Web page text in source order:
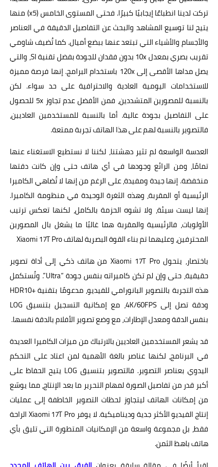
تركت لدينا انطباعًا إيجابيًا كبيرًا. فحتى المستوى الخامس (x5) منها
يتيح لنا توسيع المشاهد والبحث عن التفاصيل الدقيقة في العناصر
والأجسام والأشياء التي تبتعد عنها ببضع أميال. كما تُضيف شاومي
تقريب بصري بمعدل 10x بدون فقدان للجودة بفضل تقنية SI، والتي
يصل مداها الأقصى إلى 120x باستخدام البرامج. إنها فرصة مميزة
للاستخدامات اليومية العادية والاحترافية على حد سواء. لكن
بالنسبة للمصورين المتشددين، فمن الأفضل عدم تجاوز 5x للحصول
على التفاصيل بجودة عالية. أما بالنسبة للمستخدمين العاديين،
فالتصوير بالنسبة لهم على هذا الهاتف تجربة ممتعة.
العدسة الواسعة لم تثير دهشتنا، لكننا لا نستطيع الاستغناء عنها
تمامًا، ومن الرائع وجودها في أي هاتف حتى وإن كانت دقتها
منخفضة. إنها جيدة ومفيدة، على الرغم من إنها لا تُضاهي الكاميرا
الرئيسية أو المقربة، وهذه الثغرة الوحيدة في منظومة الكاميرا.
إنها ليست سيئة، ولا تشوه الحزمة بالكامل، لكنها تعكس ترتيب
الأولويات، فالرئيسية والمقربة هما غالبًا ما يشغل بال المصورين
المحترفين، وعليهما تم بناء القوة البصرية لهاتف Xiaomi 17T Pro
باختصار، يتحول Xiaomi 17T Pro من هاتف ذكي إلى أداة تصوير
حقيقية، حتى وإن لم تكن كاميراته بنفس جودة “Ultra”. وتُستكمل
هذه التجربة بالتصوير البانورامي للفيديو، مدعومًا بتقنية +HDR10
ودقة تصل إلى 4K/60FPS، مع إمكانية التسجيل بتنسيق LOG
بنفس الدقة ومعدل الإطارات، مع وضع تصوير الأفلام بالدقة نفسها.
قد يشعر المستخدمين العاديين بالارتباك من ميزات الكاميرا العديدة
في البرنامج، لكنها عناصر بالغة الأهمية لمن اعتاد على التحكم
اليدوي بعناصر التصوير. فالتصوير بتنسيق LOG يتيح الحفاظ على
أكبر قدر من تفاصيل الصورة لمهام التحرير ما بعد الإنتاج، مما يوسّع
من إمكانات الهاتف ليتجاوز لحظات التصوير الخاطفة إلى عمليات
إنتاج الفيديو الأكثر جدية وديناميكية. لا يوفر Xiaomi 17T Pro الراحة
فقط، بل مجموعة واسعة من الإمكانيات المتطورة التي تليق بأي
هاتف باهظ الثمن.